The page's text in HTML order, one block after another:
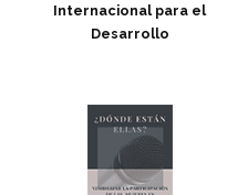
Internacional para el
Desarrollo